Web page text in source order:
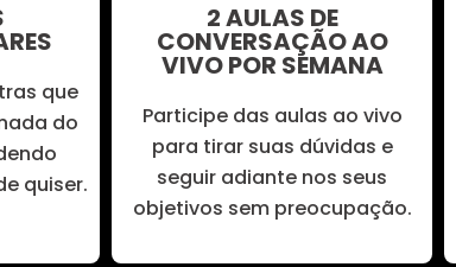
que
do
quiser.
2 AULAS DE
CONVERSAÇÃO AO
VIVO POR SEMANA
Participe das aulas ao vivo
para tirar suas dúvidas e
seguir adiante nos seus
objetivos sem preocupação.